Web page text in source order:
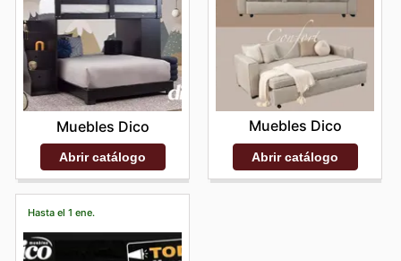
Muebles Dico
Abrir catálogo
Muebles Dico
Abrir catálogo
Hasta el 1 ene.